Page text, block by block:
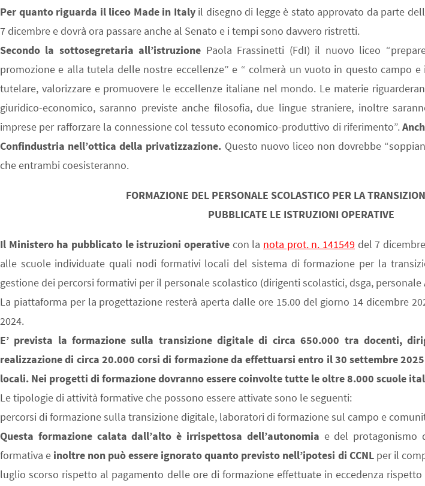
Per quanto riguarda il liceo Made in Italyil disegno di legge è stato approvato da parte
7 dicembre e dovrà ora passare anche al Senato e i tempi sono davvero ristretti.
Secondo la sottosegretaria all’istruzione Paola Frassinetti (FdI) il nuovo liceo
promozione e alla tutela delle nostre eccellenze” e “ colmerà un vuoto in questo campo
tutelare, valorizzare e promuovere le eccellenze italiane nel mondo. Le materie
giuridico-economico, saranno previste anche filosofia, due lingue straniere, inoltre
imprese per rafforzare la connessione col tessuto economico-produttivo di riferimento”.
Confindustria nell’ottica della privatizzazione. Questo nuovo liceo non dovrebbe
che entrambi coesisteranno.
FORMAZIONE DEL PERSONALE SCOLASTICO PER LA
PUBBLICATE LE ISTRUZIONI OPERATIVE
Il Ministero ha pubblicato le istruzioni operative con la nota prot. n. 141549 del 7
alle scuole individuate quali nodi formativi locali del sistema di formazione per la
gestione dei percorsi formativi per il personale scolastico (dirigenti scolastici, dsga,
La piattaforma per la progettazione resterà aperta dalle ore 15.00 del giorno 14 dicembre
2024.
E’ prevista la formazione sulla transizione digitale di circa 650.000 tra docenti,
realizzazione di circa 20.000 corsi di formazione da effettuarsi entro il 30 settembre
locali. Nei progetti di formazione dovranno essere coinvolte tutte le oltre 8.000 scuole
Le tipologie di attività formative che possono essere attivate sono le seguenti:
percorsi di formazione sulla transizione digitale, laboratori di formazione sul campo e
Questa formazione calata dall’alto è irrispettosa dell’autonomia e del protagonismo
formativa e inoltre non può essere ignorato quanto previsto nell’ipotesi di CCNLper il
luglio scorso rispetto al pagamento delle ore di formazione effettuate in eccedenza